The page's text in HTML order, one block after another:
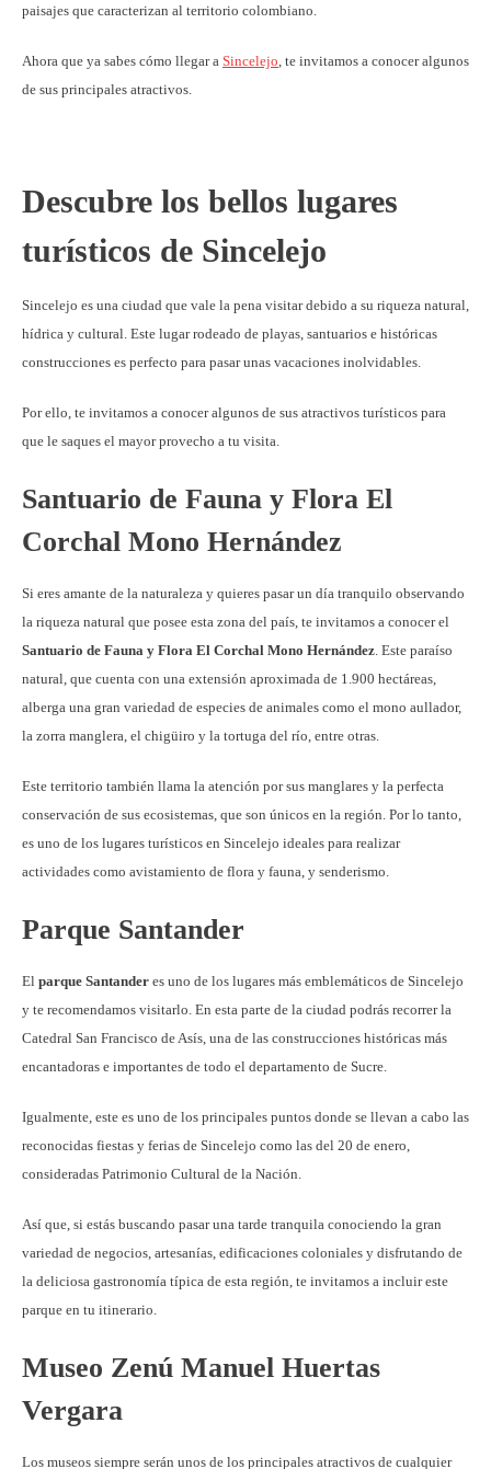
paisajes que caracterizan al territorio colombiano.
Ahora que ya sabes cómo llegar a Sincelejo , te invitamos a conocer algunos
de sus principales atractivos.
Descubre los bellos lugares
turísticos de Sincelejo
Sincelejo es una ciudad que vale la pena visitar debido a su riqueza natural,
hídrica y cultural. Este lugar rodeado de playas, santuarios e históricas
construcciones es perfecto para pasar unas vacaciones inolvidables.
Por ello, te invitamos a conocer algunos de sus atractivos turísticos para
que le saques el mayor provecho a tu visita.
Santuario de Fauna y Flora El
Corchal Mono Hernández
Si eres amante de la naturaleza y quieres pasar un día tranquilo observando
la riqueza natural que posee esta zona del país, te invitamos a conocer el
Santuario de Fauna y Flora El Corchal Mono Hernández . Este paraíso
natural, que cuenta con una extensión aproximada de 1.900 hectáreas,
alberga una gran variedad de especies de animales como el mono aullador,
la zorra manglera, el chigüiro y la tortuga del río, entre otras.
Este territorio también llama la atención por sus manglares y la perfecta
conservación de sus ecosistemas, que son únicos en la región. Por lo tanto,
es uno de los lugares turísticos en Sincelejo ideales para realizar
actividades como avistamiento de flora y fauna, y senderismo.
Parque Santander
El parque Santander es uno de los lugares más emblemáticos de Sincelejo
y te recomendamos visitarlo. En esta parte de la ciudad podrás recorrer la
Catedral San Francisco de Asís, una de las construcciones históricas más
encantadoras e importantes de todo el departamento de Sucre.
Igualmente, este es uno de los principales puntos donde se llevan a cabo las
reconocidas fiestas y ferias de Sincelejo como las del 20 de enero,
consideradas Patrimonio Cultural de la Nación.
Así que, si estás buscando pasar una tarde tranquila conociendo la gran
variedad de negocios, artesanías, edificaciones coloniales y disfrutando de
la deliciosa gastronomía típica de esta región, te invitamos a incluir este
parque en tu itinerario.
Museo Zenú Manuel Huertas
Vergara
Los museos siempre serán unos de los principales atractivos de cualquier